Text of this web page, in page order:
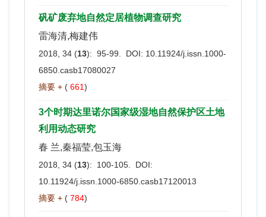
矾矿废弃地自然定居植物调查研究
雷海清,梅建伟
2018, 34 (13): 95-99. DOI: 10.11924/j.issn.1000-
6850.casb17080027
摘要 + ( 661)
3个时期达里诺尔国家级湿地自然保护区土地
利用动态研究
春 兰,秦福莹,包玉海
2018, 34 (13): 100-105. DOI:
10.11924/j.issn.1000-6850.casb17120013
摘要 + ( 784)